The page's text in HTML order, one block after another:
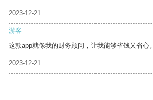
2023-12-21
游客
这款app就像我的财务顾问，让我能够省钱又省心。
2023-12-21